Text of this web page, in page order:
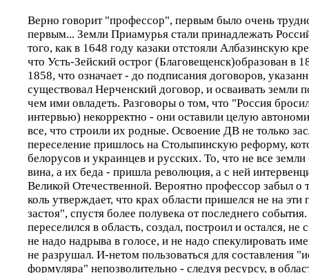
Верно говорит "профессор", первым было очень
первым... Земли Приамурья стали принадлежать
того, как в 1648 году казаки отстояли Албазинскую
что Усть-Зейский острог (Благовещенск)образован в
1858, что означает - до подписания договоров,
существовал Нерченский договор, и осваивать земли
чем ими овладеть. Разговоры о том, что "Россия
интервью) некорректно - они оставили целую
все, что строили их родные. Освоение ДВ не только
переселение пришлось на Столыпинскую реформу,
белорусов и украинцев и русских. То, что не все
вина, а их беда - пришла революция, а с ней
Великой Отечественной. Вероятно профессор забыл о
коль утверждает, что крах области пришелся не на
застоя", спустя более полувека от последнего
переселился в область, создал, построил и остался, не
не надо надрыва в голосе, и не надо спекулировать
не разрушал. И-нетом пользоваться для составления
формуляра" непозволительно - следуя ресурсу, в